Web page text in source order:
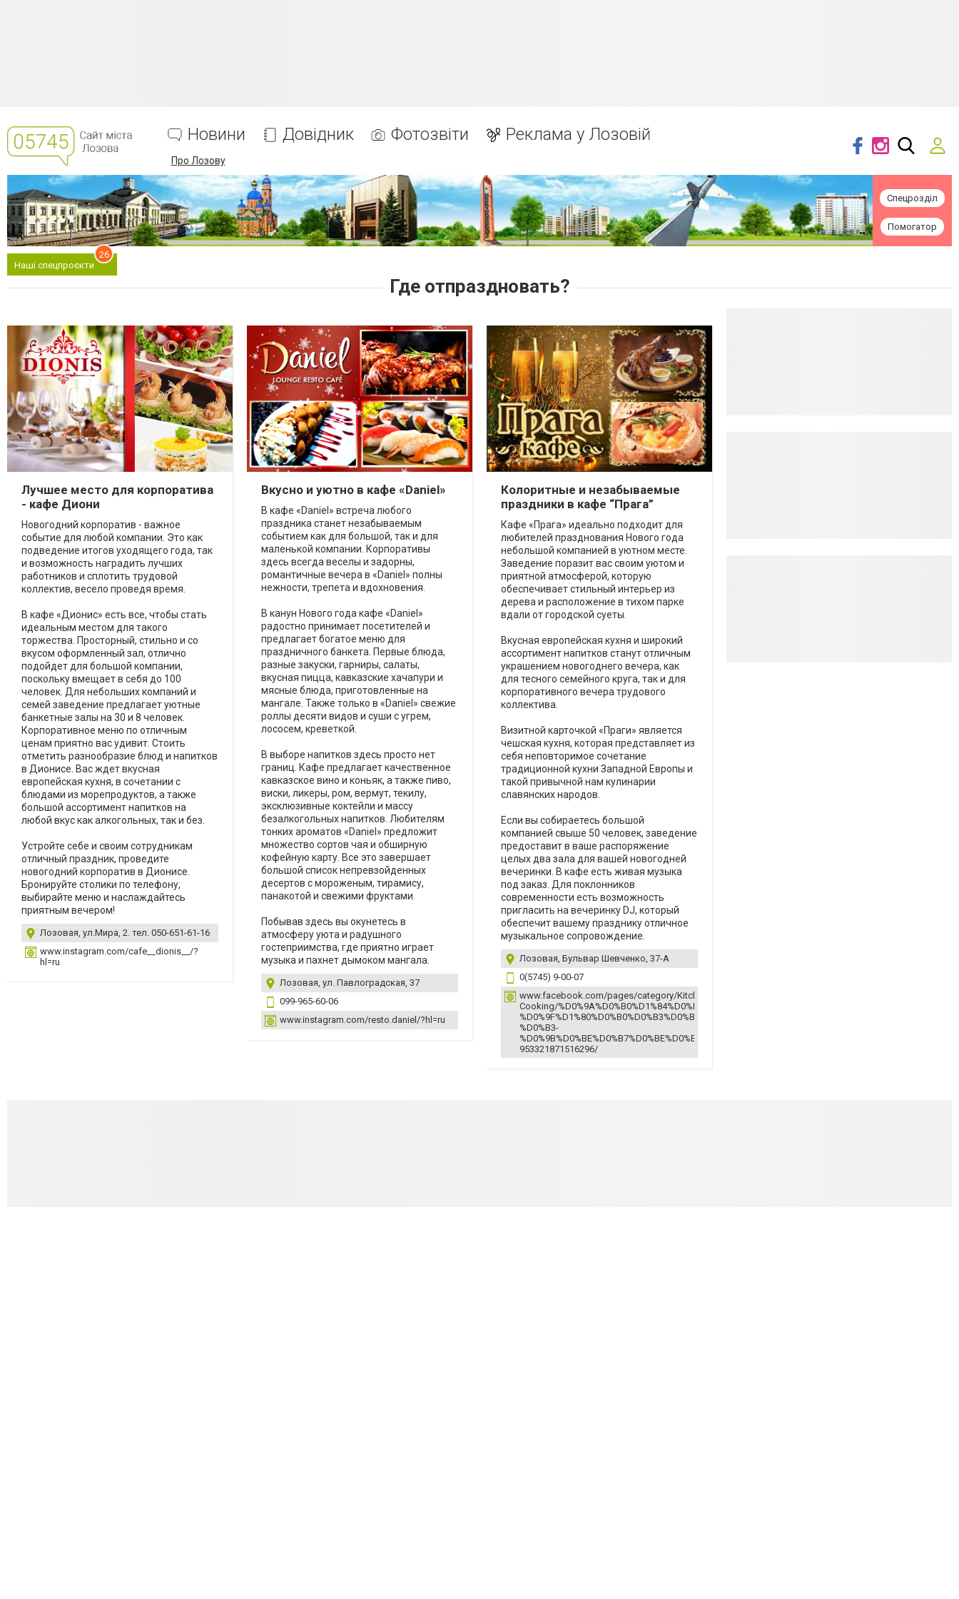
Новини Довідник Фотозвіти Реклама у Лозовій
Про Лозову
Спецрозділ
Помогатор
Наші спецпроєкти
26
Где отпраздновать?
Лучшее место для корпоратива
- кафе Диони
Новогодний корпоратив - важное
событие для любой компании. Это как
подведение итогов уходящего года, так
и возможность наградить лучших
работников и сплотить трудовой
коллектив, весело проведя время.
В кафе «Дионис» есть все, чтобы стать
идеальным местом для такого
торжества. Просторный, стильно и со
вкусом оформленный зал, отлично
подойдет для большой компании,
поскольку вмещает в себя до 100
человек. Для небольших компаний и
семей заведение предлагает уютные
банкетные залы на 30 и 8 человек.
Корпоративное меню по отличным
ценам приятно вас удивит. Стоить
отметить разнообразие блюд и напитков
в Дионисе. Вас ждет вкусная
европейская кухня, в сочетании с
блюдами из морепродуктов, а также
большой ассортимент напитков на
любой вкус как алкогольных, так и без.
Устройте себе и своим сотрудникам
отличный праздник, проведите
новогодний корпоратив в Дионисе.
Бронируйте столики по телефону,
выбирайте меню и наслаждайтесь
приятным вечером!
Лозовая, ул.Мира, 2. тел. 050-651-61-16
www.instagram.com/cafe__dionis__/?
hl=ru
Вкусно и уютно в кафе «Daniel»
В кафе «Daniel» встреча любого
праздника станет незабываемым
событием как для большой, так и для
маленькой компании. Корпоративы
здесь всегда веселы и задорны,
романтичные вечера в «Daniel» полны
нежности, трепета и вдохновения.
В канун Нового года кафе «Daniel»
радостно принимает посетителей и
предлагает богатое меню для
праздничного банкета. Первые блюда,
разные закуски, гарниры, салаты,
вкусная пицца, кавказские хачапури и
мясные блюда, приготовленные на
мангале. Также только в «Daniel» свежие
роллы десяти видов и суши с угрем,
лососем, креветкой.
В выборе напитков здесь просто нет
границ. Кафе предлагает качественное
кавказское вино и коньяк, а также пиво,
виски, ликеры, ром, вермут, текилу,
эксклюзивные коктейли и массу
безалкогольных напитков. Любителям
тонких ароматов «Daniel» предложит
множество сортов чая и обширную
кофейную карту. Все это завершает
большой список непревзойденных
десертов с мороженым, тирамису,
панакотой и свежими фруктами.
Побывав здесь вы окунетесь в
атмосферу уюта и радушного
гостеприимства, где приятно играет
музыка и пахнет дымоком мангала.
Лозовая, ул. Павлоградская, 37
099-965-60-06
www.instagram.com/resto.daniel/?hl=ru
Колоритные и незабываемые
праздники в кафе “Прага”
Кафе «Прага» идеально подходит для
любителей празднования Нового года
небольшой компанией в уютном месте.
Заведение поразит вас своим уютом и
приятной атмосферой, которую
обеспечивает стильный интерьер из
дерева и расположение в тихом парке
вдали от городской суеты.
Вкусная европейская кухня и широкий
ассортимент напитков станут отличным
украшением новогоднего вечера, как
для тесного семейного круга, так и для
корпоративного вечера трудового
коллектива.
Визитной карточкой «Праги» является
чешская кухня, которая представляет из
себя неповторимое сочетание
традиционной кухни Западной Европы и
такой привычной нам кулинарии
славянских народов.
Если вы собираетесь большой
компанией свыше 50 человек, заведение
предоставит в ваше распоряжение
целых два зала для вашей новогодней
вечеринки. В кафе есть живая музыка
под заказ. Для поклонников
современности есть возможность
пригласить на вечеринку DJ, который
обеспечит вашему празднику отличное
музыкальное сопровождение.
Лозовая, Бульвар Шевченко, 37-А
0(5745) 9-00-07
www.facebook.com/pages/category/Kitchen-
Cooking/%D0%9A%D0%B0%D1%84%D0%B5-
%D0%9F%D1%80%D0%B0%D0%B3%D0%B0-
%D0%B3-
%D0%9B%D0%BE%D0%B7%D0%BE%D0%B2%D0%B0%D1%8F-
953321871516296/